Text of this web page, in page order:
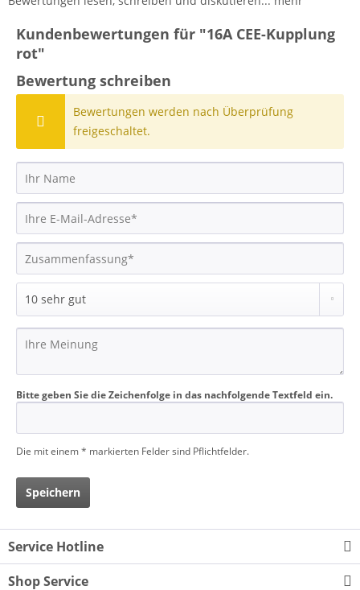
Kundenbewertungen für "16A CEE-Kupplung
rot"
Bewertung schreiben
Bewertungen werden nach Überprüfung
freigeschaltet.
Bitte geben Sie die Zeichenfolge in das nachfolgende Textfeld ein.
Die mit einem * markierten Felder sind Pflichtfelder.
Speichern
Service Hotline
Shop Service